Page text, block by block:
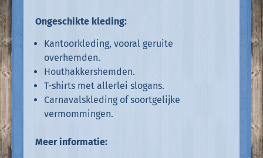
Ongeschikte kleding:
Kantoorkleding, vooral geruite
overhemden.
Houthakkershemden.
T-shirts met allerlei slogans.
Carnavalskleding of soortgelijke
vermommingen.
Meer informatie: